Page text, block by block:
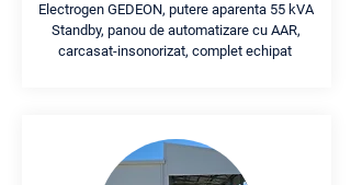
Electrogen GEDEON, putere aparenta 55 kVA
Standby, panou de automatizare cu AAR,
carcasat-insonorizat, complet echipat